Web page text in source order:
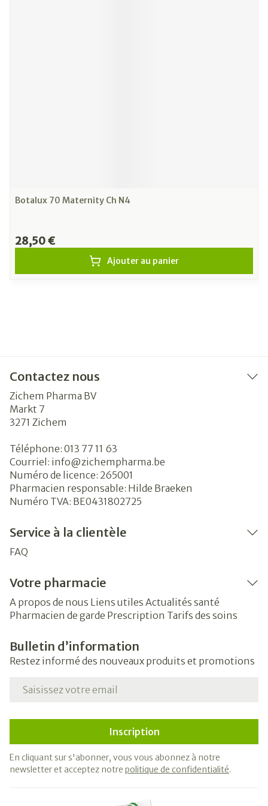
Botalux 70 Maternity Ch N4
28,50 €
Ajouter au panier
Contactez nous
Zichem Pharma BV
Markt 7
3271 Zichem
Téléphone: 013 77 11 63
Courriel: info@zichempharma.be
Numéro de licence: 265001
Pharmacien responsable: Hilde Braeken
Numéro TVA: BE0431802725
Service à la clientèle
FAQ
Votre pharmacie
A propos de nous Liens utiles Actualités santé
Pharmacien de garde Prescription Tarifs des soins
Bulletin d’information
Restez informé des nouveaux produits et promotions
Adresse mail
Inscription
En cliquant sur s'abonner, vous vous abonnez à notre
newsletter et acceptez notre politique de confidentialité.